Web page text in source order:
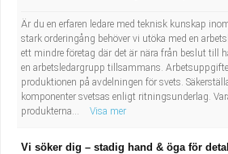
Är du en erfaren ledare med teknisk kunskap
stark orderingång behöver vi utöka med en
ett mindre företag där det är nära från beslut till
en arbetsledargrupp tillsammans.
produktionen på avdelningen för svets.
komponenter svetsas enligt ritningsunderlag.
produkterna...
Visa mer
Vi söker dig – stadig hand & öga för